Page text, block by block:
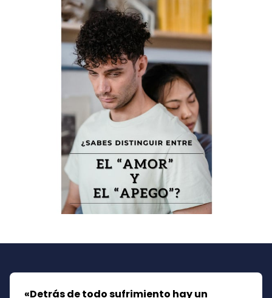
«Detrás de todo sufrimiento hay un